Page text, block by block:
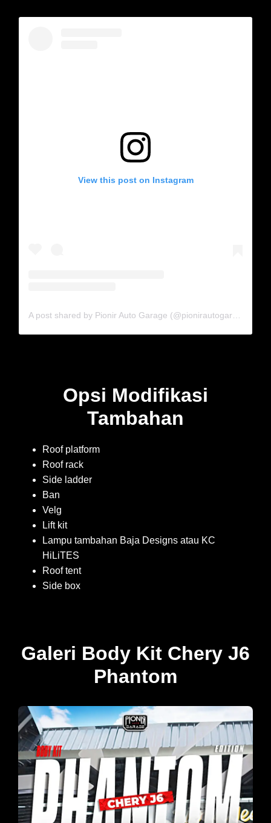
View this post on Instagram
A post shared by Pionir Auto Garage (@pionirautogarage)
Opsi Modifikasi
Tambahan
Roof platform
Roof rack
Side ladder
Ban
Velg
Lift kit
Lampu tambahan Baja Designs atau KC
HiLiTES
Roof tent
Side box
Galeri Body Kit Chery J6
Phantom